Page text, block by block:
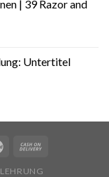
| 39 Razor and
Untertitel